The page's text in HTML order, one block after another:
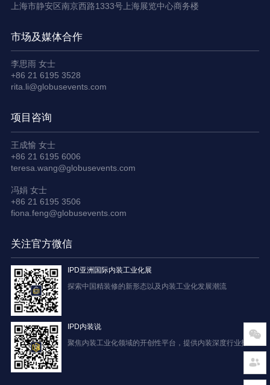
上海市静安区南京西路1333号上海展览中心商务楼
市场及媒体合作
李思雨 女士
+86 21 6195 3528
rita.li@globusevents.com
项目咨询
王成愉 女士
+86 21 6195 6006
teresa.wang@globusevents.com
冯娟 女士
+86 21 6195 3506
fiona.feng@globusevents.com
关注官方微信
IPD亚洲国际内装工业化展
探索中国精装修的新形态以及内装工业化发展潮流
IPD内装说
聚焦内装工业化领域的开创性平台，提供内装深度行业报道